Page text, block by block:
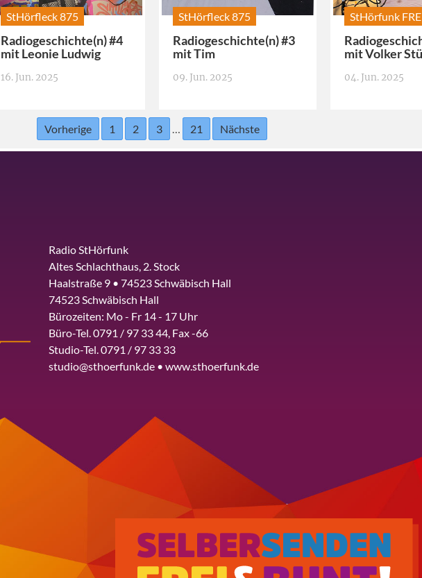
StHörfleck 875
Radiogeschichte(n) #4
mit Leonie Ludwig
16. Jun. 2025
StHörfleck 875
Radiogeschichte(n) #3
mit Tim
09. Jun. 2025
StHörfunk
mit Volker
04. Jun. 2025
Vorherige 1 2 3 … 21 Nächste
Radio StHörfunk
Altes Schlachthaus, 2. Stock
Haalstraße 9 • 74523 Schwäbisch Hall
74523 Schwäbisch Hall
Bürozeiten: Mo - Fr 14 - 17 Uhr
Büro-Tel. 0791 / 97 33 44, Fax -66
Studio-Tel. 0791 / 97 33 33
studio@sthoerfunk.de • www.sthoerfunk.de